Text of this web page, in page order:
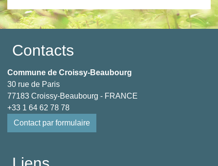
Contacts
Commune de Croissy-Beaubourg
30 rue de Paris
77183 Croissy-Beaubourg - FRANCE
+33 1 64 62 78 78
Contact par formulaire